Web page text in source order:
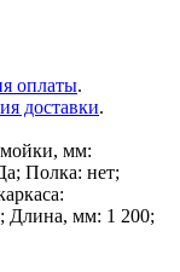
оплаты.
доставки.
мм:
Полка: нет;
Длина, мм: 1 200;